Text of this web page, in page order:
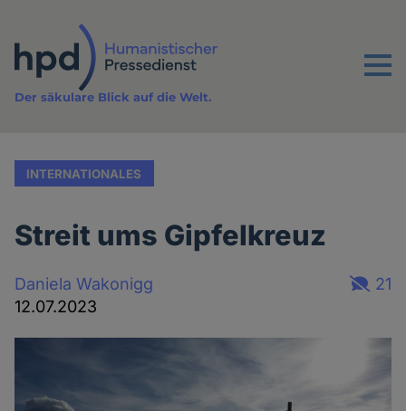
Inhalt
Menu
Der säkulare Blick auf die Welt.
INTERNATIONALES
Streit ums Gipfelkreuz
Daniela Wakonigg
12.07.2023
21